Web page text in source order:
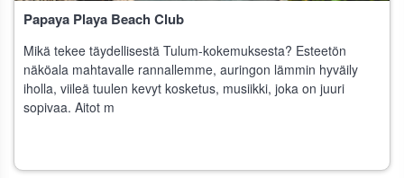
Papaya Playa Beach Club
Mikä tekee täydellisestä Tulum-kokemuksesta? Esteetön
näköala mahtavalle rannallemme, auringon lämmin hyväily
iholla, viileä tuulen kevyt kosketus, musiikki, joka on juuri
sopivaa. Aitot m